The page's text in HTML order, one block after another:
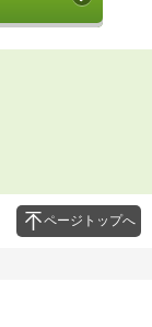
ページトップへ